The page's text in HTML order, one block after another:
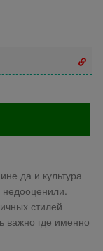
да и культура
стилей
важно где именно